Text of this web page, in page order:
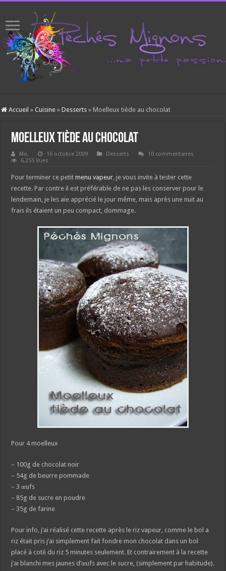
Accueil » Cuisine » Desserts » Moelleux tiède au chocolat
Moelleux tiède au chocolat
Mo. 16 octobre 2009 Desserts
10 commentaires
6,255 Vues
Pour terminer ce petitmenu vapeur, je vous invite à tester cette
recette. Par contre il est préférable de ne pas les conserver pour le
lendemain, je les aie apprécié le jour même, mais après une nuit au
frais ils étaient un peu compact, dommage.
Pour 4 moelleux
– 100g de chocolat noir
– 54g de beurre pommade
– 3 œufs
– 85g de sucre en poudre
– 35g de farine
Pour info, j’ai réalisé cette recette après le riz vapeur, comme le bol a
riz était pris j’ai simplement fait fondre mon chocolat dans un bol
placé à coté du riz 5 minutes seulement. Et contrairement à la recette
j’ai blanchi mes jaunes d’œufs avec le sucre, (simplement par habitude).